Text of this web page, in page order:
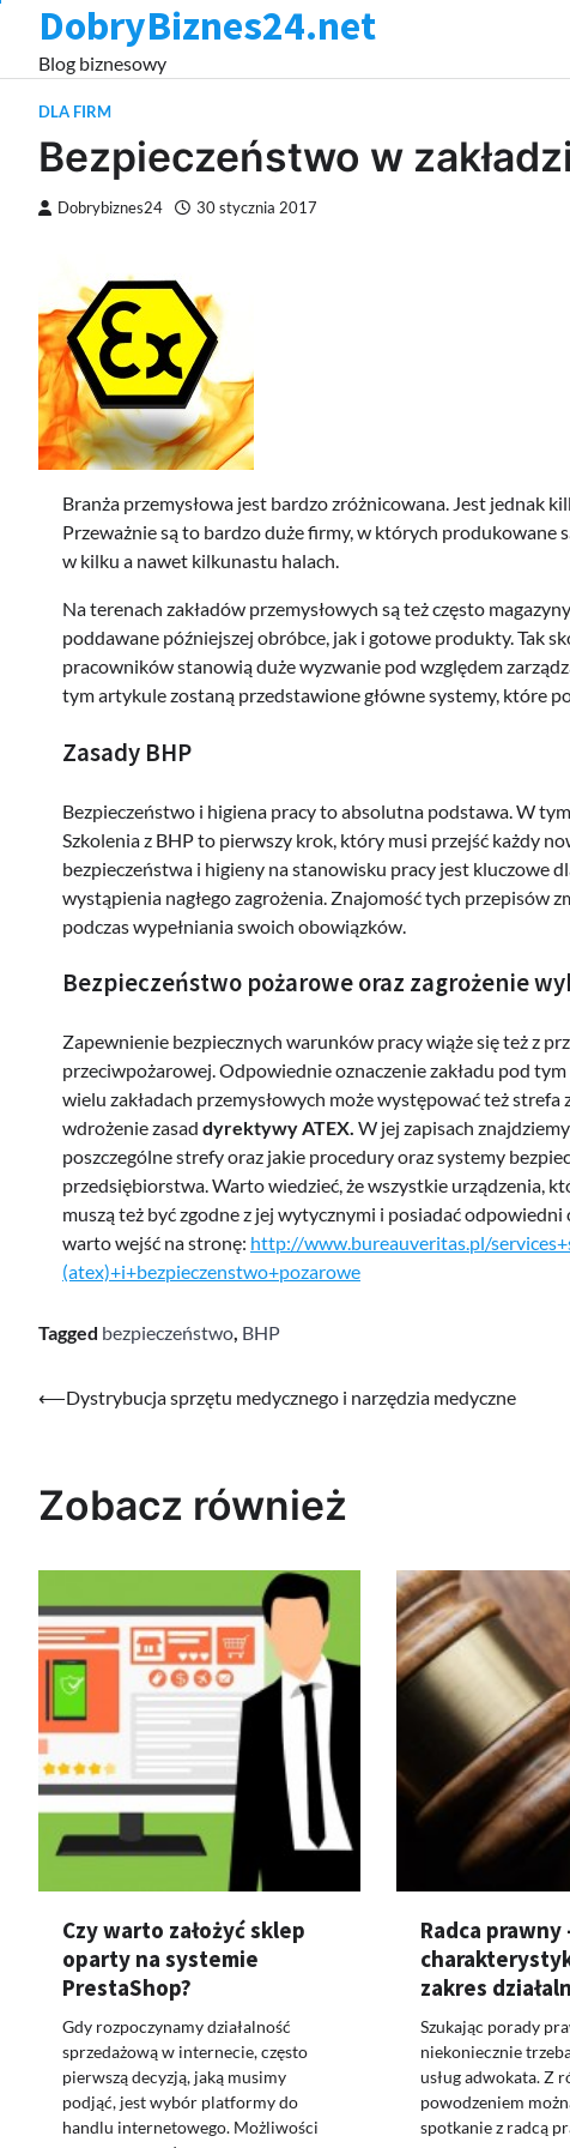
content
DobryBiznes24.net
Blog biznesowy
DLA FIRM
Bezpieczeństwo w
Dobrybiznes24 30 stycznia 2017
Branża przemysłowa jest bardzo zróżnicowana. Jest jednak
Przeważnie są to bardzo duże firmy, w których
w kilku a nawet kilkunastu halach.
Na terenach zakładów przemysłowych są też często
poddawane późniejszej obróbce, jak i gotowe produkty. Tak
pracowników stanowią duże wyzwanie pod względem
tym artykule zostaną przedstawione główne systemy, które
Zasady BHP
Bezpieczeństwo i higiena pracy to absolutna podstawa. W
Szkolenia z BHP to pierwszy krok, który musi przejść każdy
bezpieczeństwa i higieny na stanowisku pracy jest kluczowe
wystąpienia nagłego zagrożenia. Znajomość tych przepisów
podczas wypełniania swoich obowiązków.
Bezpieczeństwo pożarowe oraz zagrożenie
Zapewnienie bezpiecznych warunków pracy wiąże się też z
przeciwpożarowej. Odpowiednie oznaczenie zakładu pod
wielu zakładach przemysłowych może występować też
wdrożenie zasad dyrektywyATEX. W jej zapisach
poszczególne strefy oraz jakie procedury oraz systemy
przedsiębiorstwa. Warto wiedzieć, że wszystkie urządzenia,
muszą też być zgodne z jej wytycznymi i posiadać
warto wejść na stronę: http://www.bureauveritas.pl/
(atex)+i+bezpieczenstwo+pozarowe
Tagged bezpieczeństwo, BHP
Nawigacja
⟵Dystrybucja sprzętu medycznego i narzędzia medyczne
Zobacz również
Czy warto założyć sklep
oparty na systemie
PrestaShop?
Gdy rozpoczynamy działalność
sprzedażową w internecie, często
pierwszą decyzją, jaką musimy
podjąć, jest wybór platformy do
handlu internetowego. Możliwości
Radca prawny
zakres
Szukając porady
niekoniecznie
usług adwokata. Z
powodzeniem
spotkanie z radcą